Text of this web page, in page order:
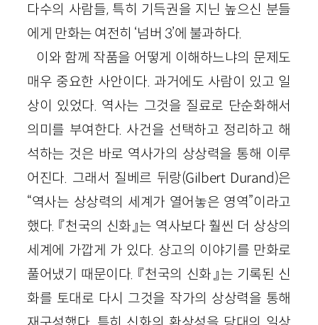
다수의 사람들, 특히 기득권을 지닌 높으신 분들
에게 만화는 여전히 ‘넘버 3’에 불과하다.
이와 함께 작품을 어떻게 이해하느냐의 문제도
매우 중요한 사안이다. 과거에도 사람이 있고 일
상이 있었다. 역사는 그것을 질료로 단순화해서
의미를 부여한다. 사건을 선택하고 정리하고 해
석하는 것은 바로 역사가의 상상력을 통해 이루
어진다. 그래서 질베르 뒤랑(Gilbert Durand)은
“역사는 상상력의 세계가 열어놓은 영역”이라고
했다. 『천국의 신화』는 역사보다 훨씬 더 상상의
세계에 가깝게 가 있다. 상고의 이야기를 만화로
풀어냈기 때문이다. 『천국의 신화』는 기록된 신
화를 토대로 다시 그것을 작가의 상상력을 통해